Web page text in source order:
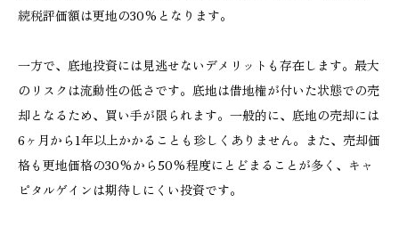
続税評価額は更地の30%となります。
一方で、底地投資には見逃せないデメリットも存在します。最大
のリスクは流動性の低さです。底地は借地権が付いた状態での売
却となるため、買い手が限られます。一般的に、底地の売却には
6ヶ月から1年以上かかることも珍しくありません。また、売却価
格も更地価格の30%から50%程度にとどまることが多く、キャ
ピタルゲインは期待しにくい投資です。